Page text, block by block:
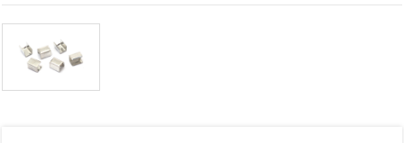
afișa
conținut și
mai
relevante,
ajutorul